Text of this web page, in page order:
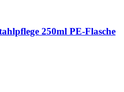
250ml PE-Flasche